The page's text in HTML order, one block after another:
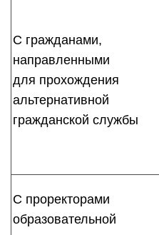
С гражданами,
направленными
для прохождения
альтернативной
гражданской службы
С проректорами
образовательной